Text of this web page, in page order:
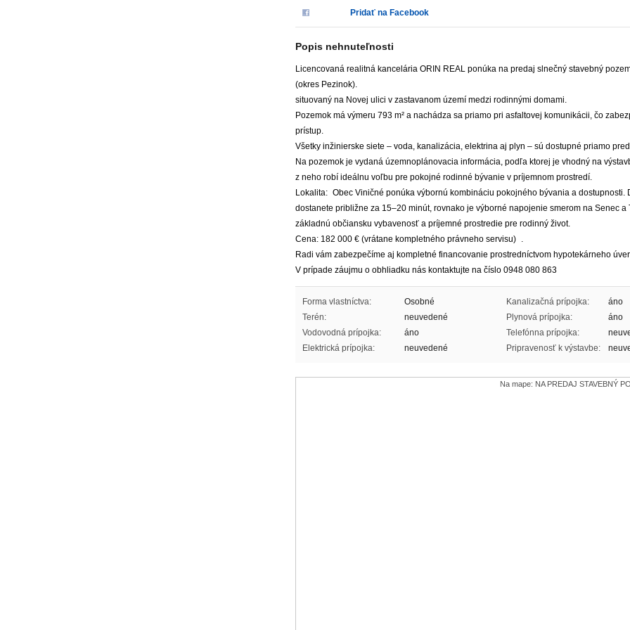
Pridať na Facebook
Popis nehnuteľnosti
Licencovaná realitná kancelária ORIN REAL ponúka na predaj slnečný stavebný
(okres Pezinok).
situovaný na Novej ulici v zastavanom území medzi rodinnými domami.
Pozemok má výmeru 793 m² a nachádza sa priamo pri asfaltovej komunikácii, čo
prístup.
Všetky inžinierske siete – voda, kanalizácia, elektrina aj plyn – sú dostupné priamo
Na pozemok je vydaná územnoplánovacia informácia, podľa ktorej je vhodný na
z neho robí ideálnu voľbu pre pokojné rodinné bývanie v príjemnom prostredí.
Lokalita: Obec Viničné ponúka výbornú kombináciu pokojného bývania a dostupnosti.
dostanete približne za 15–20 minút, rovnako je výborné napojenie smerom na Senec a
základnú občiansku vybavenosť a príjemné prostredie pre rodinný život.
Cena: 182 000 € (vrátane kompletného právneho servisu) .
Radi vám zabezpečíme aj kompletné financovanie prostredníctvom hypotekárneho
V prípade záujmu o obhliadku nás kontaktujte na číslo 0948 080 863
Forma vlastníctva:
Osobné
Terén:
neuvedené
Vodovodná prípojka:
áno
Elektrická prípojka:
neuvedené
Kanalizačná prípojka:
áno
Plynová prípojka:
áno
Telefónna prípojka:
Pripravenosť k výstavbe:
Na mape: NA PREDAJ STAVEBNÝ